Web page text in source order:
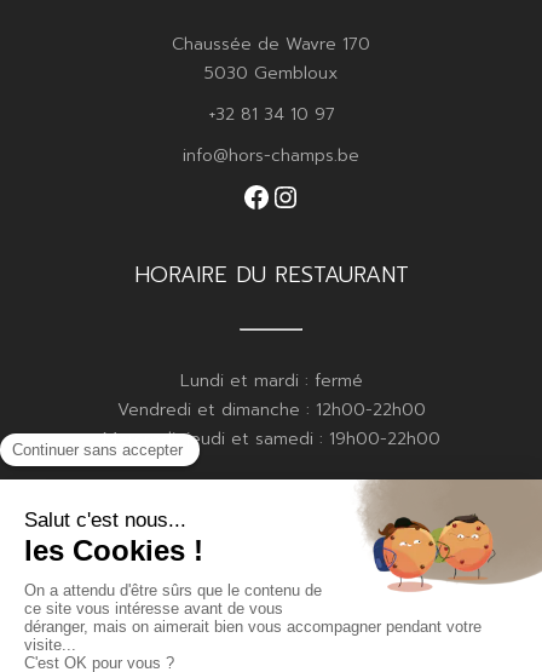
Chaussée de Wavre 170
5030 Gembloux
+32 81 34 10 97
info@hors-champs.be
Facebook
HORAIRE DU RESTAURANT
Lundi et mardi : fermé
Vendredi et dimanche : 12h00-22h00
Mercredi, jeudi et samedi : 19h00-22h00
HORAIRE DE LA BOULANGERIE
Vendredi : 15h00-19h00
Samedi : 8h30-13h00